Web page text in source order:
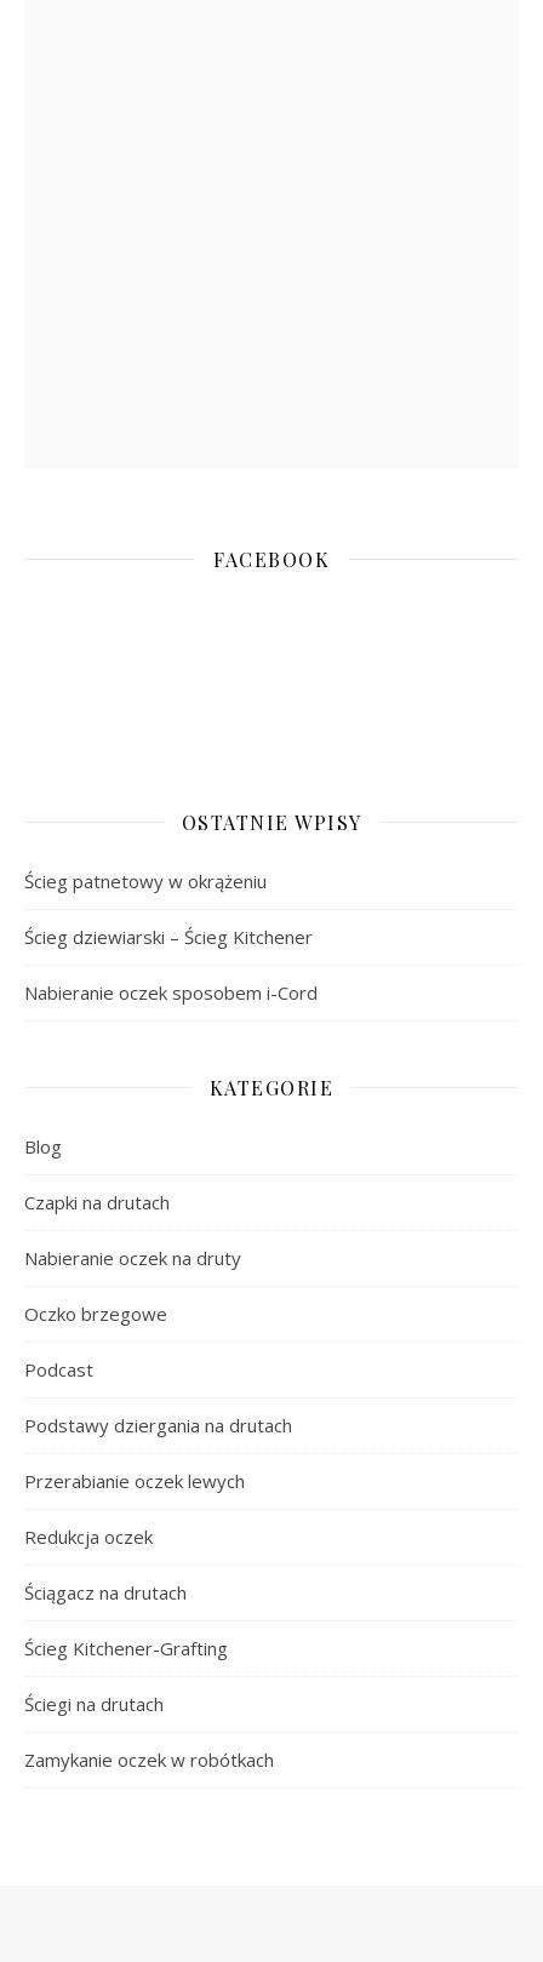
FACEBOOK
OSTATNIE WPISY
Ścieg patnetowy w okrążeniu
Ścieg dziewiarski – Ścieg Kitchener
Nabieranie oczek sposobem i-Cord
KATEGORIE
Blog
Czapki na drutach
Nabieranie oczek na druty
Oczko brzegowe
Podcast
Podstawy dziergania na drutach
Przerabianie oczek lewych
Redukcja oczek
Ściągacz na drutach
Ścieg Kitchener-Grafting
Ściegi na drutach
Zamykanie oczek w robótkach